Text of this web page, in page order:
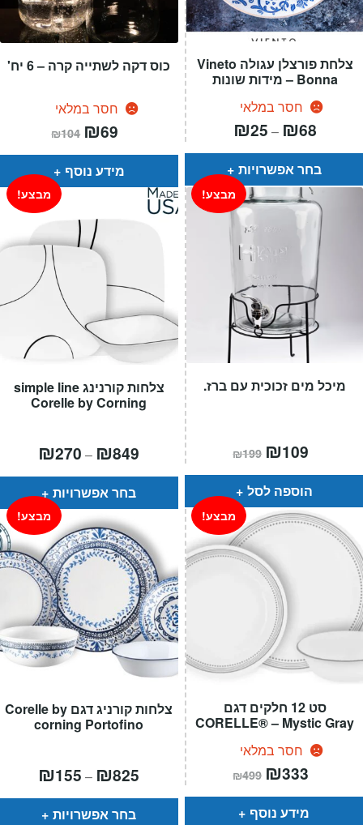
כוס דקה לשתייה קרה – 6 יח'
חסר במלאי
₪104 המחיר
המקורי
היה:
₪104.
₪69
הוא:
מידע נוסף
צלחת פורצלן עגולה Vineto
Bonna – מידות שונות
חסר במלאי
₪25 – ₪68טווח
מחירים:
⁦₪25⁩
עד
בחר אפשרויות
צלחות קורנינג simple line
Corelle by Corning
מבצע!
₪270 – ₪849
⁦₪270⁩
בחר אפשרויות
מיכל מים זכוכית עם ברז.
מבצע!
₪199 המחיר
המקורי
היה:
₪199.
₪109
הוא:
הוספה לסל
צלחות קורניג דגם Corelle by
corning Portofino
מבצע!
₪155 – ₪825
⁦₪155⁩
בחר אפשרויות
סט 12 חלקים דגם
CORELLE® – Mystic Gray
חסר במלאי
מבצע!
₪499 המחיר
המקורי
היה:
₪499.
₪333
הוא:
מידע נוסף